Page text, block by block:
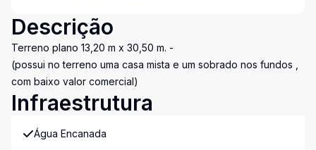
Descrição
Terreno plano 13,20 m x 30,50 m. -
(possui no terreno uma casa mista e um sobrado nos fundos ,
com baixo valor comercial)
Infraestrutura
Água Encanada